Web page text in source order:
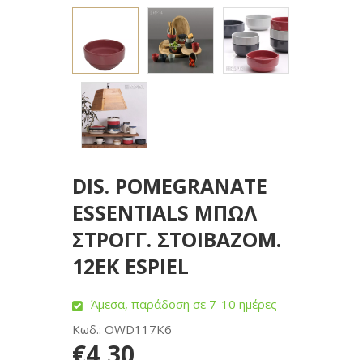
DIS. POMEGRANATE
ESSENTIALS ΜΠΩΛ
ΣΤΡΟΓΓ. ΣΤΟΙΒΑΖΟΜ.
12ΕΚ ESPIEL
Άμεσα, παράδοση σε 7-10 ημέρες
Κωδ.: OWD117K6